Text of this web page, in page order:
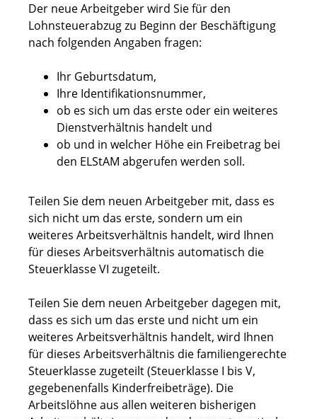
Der neue Arbeitgeber wird Sie für den
Lohnsteuerabzug zu Beginn der Beschäftigung
nach folgenden Angaben fragen:
Ihr Geburtsdatum,
Ihre Identifikationsnummer,
ob es sich um das erste oder ein weiteres
Dienstverhältnis handelt und
ob und in welcher Höhe ein Freibetrag bei
den ELStAM abgerufen werden soll.
Teilen Sie dem neuen Arbeitgeber mit, dass es
sich nicht um das erste, sondern um ein
weiteres Arbeitsverhältnis handelt, wird Ihnen
für dieses Arbeitsverhältnis automatisch die
Steuerklasse VI zugeteilt.
Teilen Sie dem neuen Arbeitgeber dagegen mit,
dass es sich um das erste und nicht um ein
weiteres Arbeitsverhältnis handelt, wird Ihnen
für dieses Arbeitsverhältnis die familiengerechte
Steuerklasse zugeteilt (Steuerklasse I bis V,
gegebenenfalls Kinderfreibeträge). Die
Arbeitslöhne aus allen weiteren bisherigen